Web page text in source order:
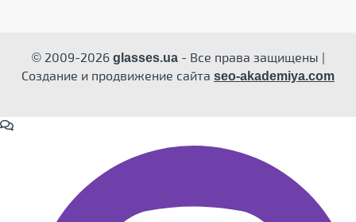
© 2009-2026glasses.ua- Все права защищены |
Создание и продвижение сайта seo-akademiya.com